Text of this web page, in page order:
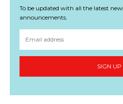
To be updated with all the latest
announcements.
SIGN UP